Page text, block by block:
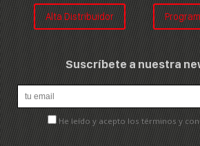
Alta Distribuidor
Suscríbete a nuestra
He leído y acepto los términos y